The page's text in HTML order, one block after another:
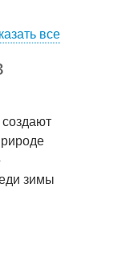
все
зимы